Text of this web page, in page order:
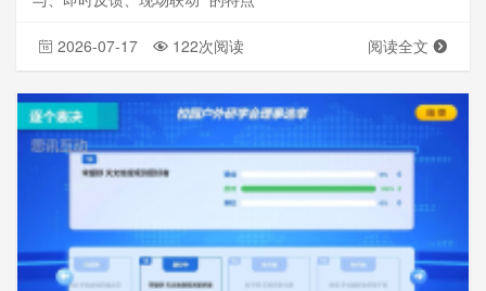
2026-07-17 122次阅读 阅读全文